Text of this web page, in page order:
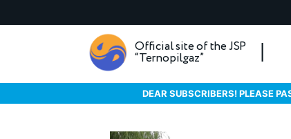
Official site of the JSP
“Ternopilgaz”
DEAR SUBSCRIBERS! PLEASE